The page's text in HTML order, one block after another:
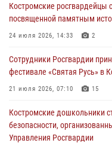
В Росгвардии по
посвященные 108-й
Ивана Кирилловича Яковлева
Состоялась рабочая
генерала армии Виктора
Кавказском федеральном
31 июля 2026, 07:08 4
Костромские росгвардейцы
посвященной памятным
24 июля 2026, 14:33 2
Сотрудники Росгвардии
фестивале «Святая Русь» в
21 июля 2026, 07:10 15
Костромские дошкольники
безопасности,
Управления Росгвардии